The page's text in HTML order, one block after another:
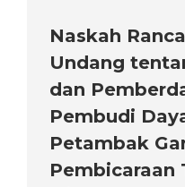
Naskah
Undang
dan
Pembudi
Petambak
Pembicaraan